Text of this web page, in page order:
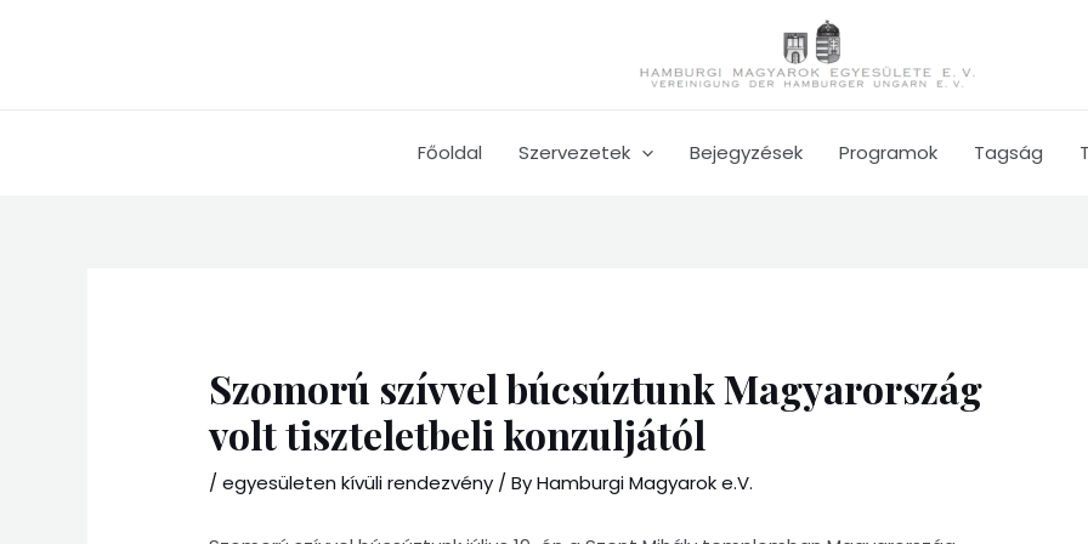
Főoldal Szervezetek Bejegyzések Programok Tagság
Szomorú szívvel búcsúztunk Magyarország
volt tiszteletbeli konzuljától
/egyesületen kívüli rendezvény / ByHamburgi Magyarok e.V.